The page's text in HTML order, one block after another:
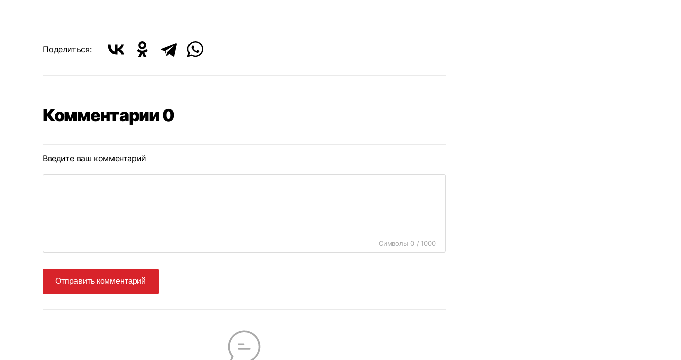
Поделиться:
Комментарии 0
Введите ваш комментарий
Символы 0 / 1000
Отправить комментарий